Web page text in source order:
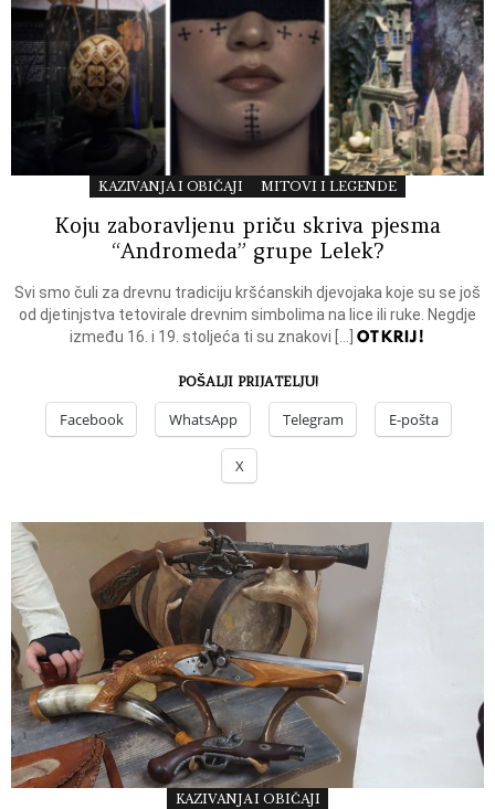
KAZIVANJA I OBIČAJI MITOVI I LEGENDE
Koju zaboravljenu priču skriva pjesma
“Andromeda” grupe Lelek?
Svi smo čuli za drevnu tradiciju kršćanskih djevojaka koje su se još
od djetinjstva tetovirale drevnim simbolima na lice ili ruke. Negdje
između 16. i 19. stoljeća ti su znakovi […] OTKRIJ!
POŠALJI PRIJATELJU!
Facebook WhatsApp Telegram E-pošta
X
KAZIVANJA I OBIČAJI